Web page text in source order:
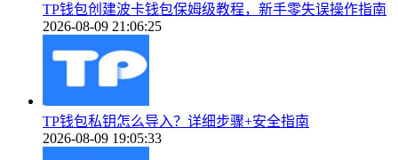
TP钱包创建波卡钱包保姆级教程，新手零失误操作指南
2026-08-09 21:06:25
TP钱包私钥怎么导入？详细步骤+安全指南
2026-08-09 19:05:33